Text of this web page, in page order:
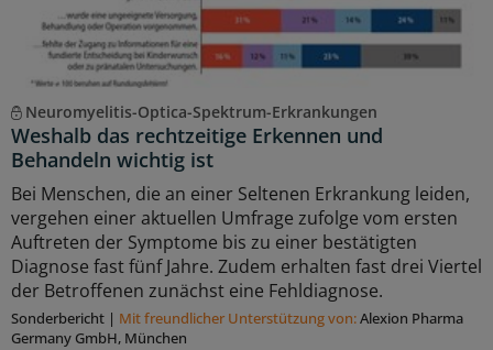
Neuromyelitis-Optica-Spektrum-Erkrankungen
Weshalb das rechtzeitige Erkennen und
Behandeln wichtig ist
Bei Menschen, die an einer Seltenen Erkrankung leiden,
vergehen einer aktuellen Umfrage zufolge vom ersten
Auftreten der Symptome bis zu einer bestätigten
Diagnose fast fünf Jahre. Zudem erhalten fast drei Viertel
der Betroffenen zunächst eine Fehldiagnose.
Sonderbericht | Mit freundlicher Unterstützung von:Alexion Pharma
Germany GmbH, München